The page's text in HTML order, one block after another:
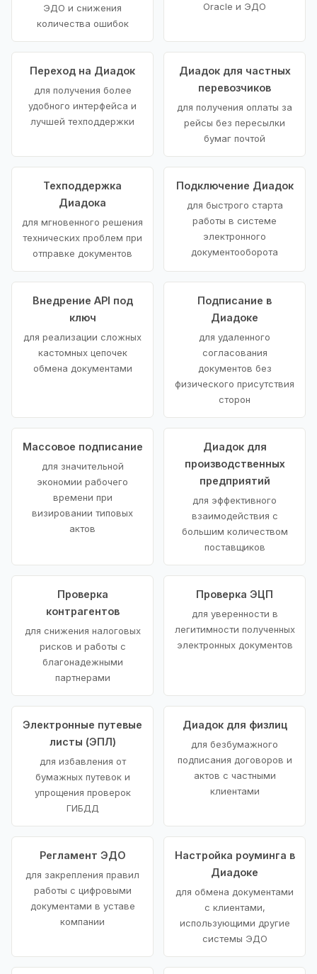
ЭДО и снижения
количества ошибок
Oracle и ЭДО
Переход на Диадок
для получения более
удобного интерфейса и
лучшей техподдержки
Диадок для частных
перевозчиков
для получения оплаты за
рейсы без пересылки
бумаг почтой
Техподдержка
Диадока
для мгновенного решения
технических проблем при
отправке документов
Подключение Диадок
для быстрого старта
работы в системе
электронного
документооборота
Внедрение API под
ключ
для реализации сложных
кастомных цепочек
обмена документами
Подписание в
Диадоке
для удаленного
согласования
документов без
физического присутствия
сторон
Массовое подписание
для значительной
экономии рабочего
времени при
визировании типовых
актов
Диадок для
производственных
предприятий
для эффективного
взаимодействия с
большим количеством
поставщиков
Проверка
контрагентов
для снижения налоговых
рисков и работы с
благонадежными
партнерами
Проверка ЭЦП
для уверенности в
легитимности полученных
электронных документов
Электронные путевые
листы (ЭПЛ)
для избавления от
бумажных путевок и
упрощения проверок
ГИБДД
Диадок для физлиц
для безбумажного
подписания договоров и
актов с частными
клиентами
Регламент ЭДО
для закрепления правил
работы с цифровыми
документами в уставе
компании
Настройка роуминга в
Диадоке
для обмена документами
с клиентами,
использующими другие
системы ЭДО